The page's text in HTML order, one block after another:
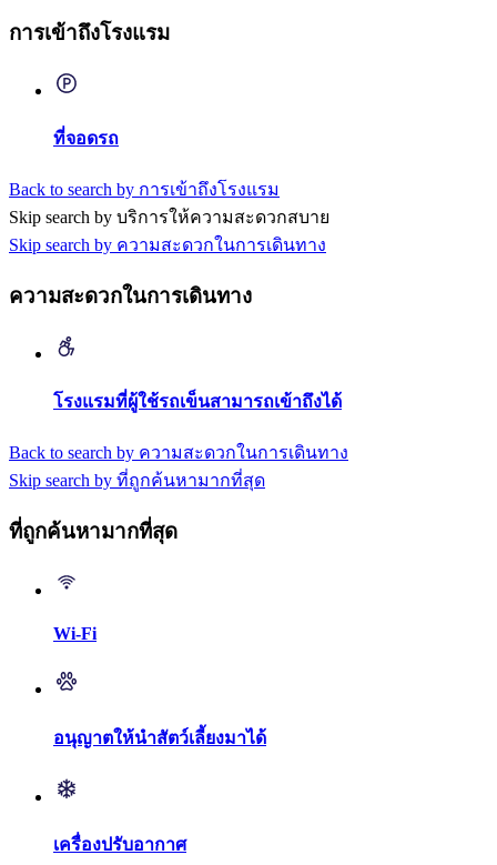
การเข้าถึงโรงแรม
ที่จอดรถ
Back to search by การเข้าถึงโรงแรม
Skip search by บริการให้ความสะดวกสบาย
Skip search by ความสะดวกในการเดินทาง
ความสะดวกในการเดินทาง
โรงแรมที่ผู้ใช้รถเข็นสามารถเข้าถึงได้
Back to search by ความสะดวกในการเดินทาง
Skip search by ที่ถูกค้นหามากที่สุด
ที่ถูกค้นหามากที่สุด
Wi-Fi
อนุญาตให้นำสัตว์เลี้ยงมาได้
เครื่องปรับอากาศ